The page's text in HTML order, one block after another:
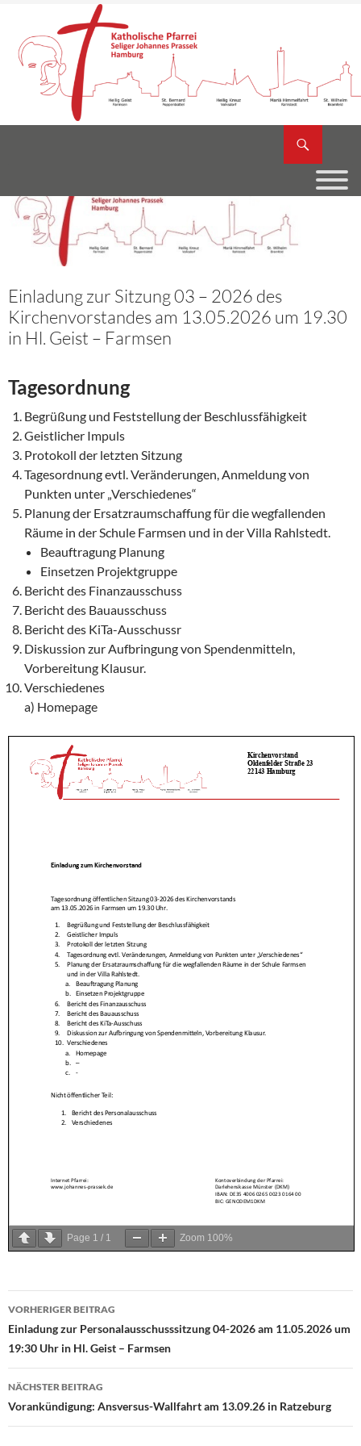
Inhalt
springen
Einladung zur Sitzung 03 – 2026 des
Kirchenvorstandes am 13.05.2026 um 19.30
in Hl. Geist – Farmsen
Tagesordnung
Begrüßung und Feststellung der Beschlussfähigkeit
Geistlicher Impuls
Protokoll der letzten Sitzung
Tagesordnung evtl. Veränderungen, Anmeldung von
Punkten unter „Verschiedenes“
Planung der Ersatzraumschaffung für die wegfallenden
Räume in der Schule Farmsen und in der Villa Rahlstedt.
Beauftragung Planung
Einsetzen Projektgruppe
Bericht des Finanzausschuss
Bericht des Bauausschuss
Bericht des KiTa-Ausschussr
Diskussion zur Aufbringung von Spendenmitteln,
Vorbereitung Klausur.
Verschiedenes
a) Homepage
Page 1 / 1 Zoom 100%
Beitragsnavigation
VORHERIGER BEITRAG
Einladung zur Personalausschusssitzung 04-2026 am 11.05.2026 um
19:30 Uhr in Hl. Geist – Farmsen
NÄCHSTER BEITRAG
Vorankündigung: Ansversus-Wallfahrt am 13.09.26 in Ratzeburg